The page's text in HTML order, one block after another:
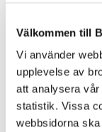
Välkommen till
Vi använder
upplevelse av
att analysera
statistik. Vissa
webbsidorna
jag bidrar till att
gränslandet mot
där Holjeån
bruk. Jag ser
Bromöllas
Arknat